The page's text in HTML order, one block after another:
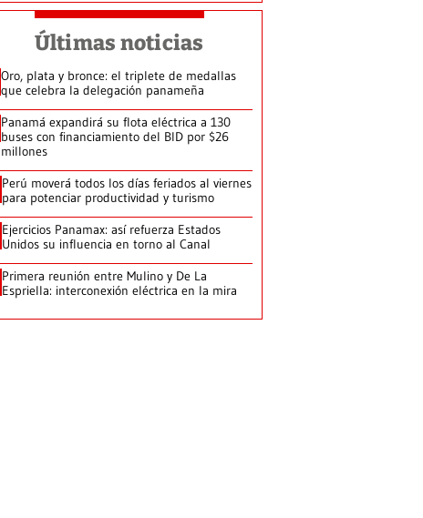
Últimas noticias
Oro, plata y bronce: el triplete de medallas
que celebra la delegación panameña
Panamá expandirá su flota eléctrica a 130
buses con financiamiento del BID por $26
millones
Perú moverá todos los días feriados al viernes
para potenciar productividad y turismo
Ejercicios Panamax: así refuerza Estados
Unidos su influencia en torno al Canal
Primera reunión entre Mulino y De La
Espriella: interconexión eléctrica en la mira